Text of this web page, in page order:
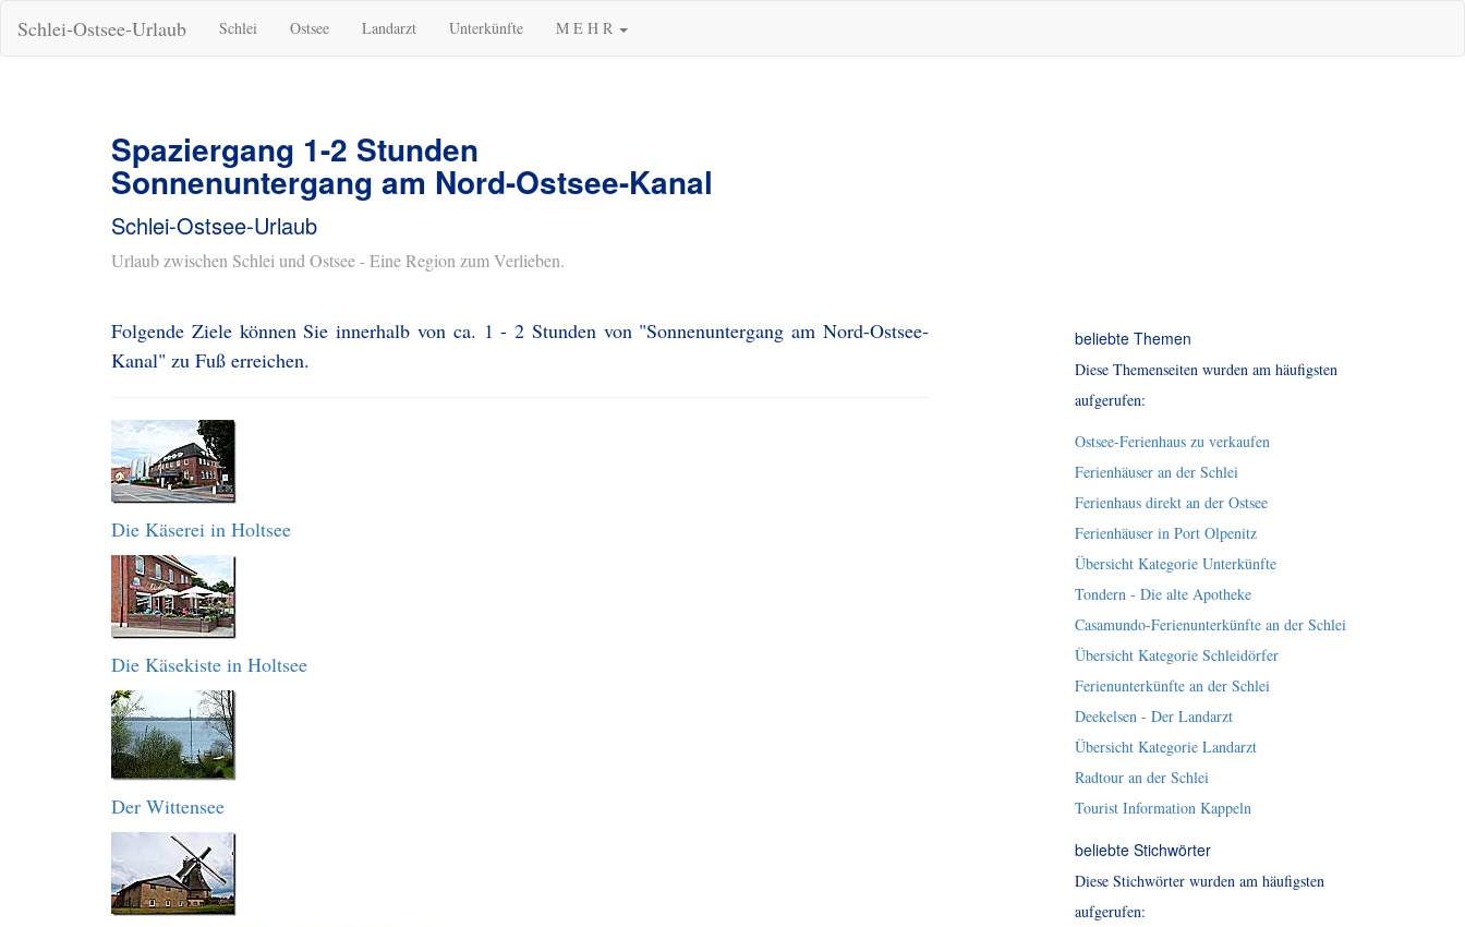
Schlei-Ostsee-Urlaub Schlei Ostsee Landarzt Unterkünfte M E H R
Spaziergang 1-2 Stunden
Sonnenuntergang am Nord-Ostsee-Kanal
Schlei-Ostsee-Urlaub
Urlaub zwischen Schlei und Ostsee - Eine Region zum Verlieben.
Folgende Ziele können Sie innerhalb von ca. 1 - 2 Stunden von "Sonnenuntergang am Nord-Ostsee-
Kanal" zu Fuß erreichen.
Die Käserei in Holtsee
Die Käsekiste in Holtsee
Der Wittensee
beliebte Themen
Diese Themenseiten wurden am häufigsten
aufgerufen:
Ostsee-Ferienhaus zu verkaufen
Ferienhäuser an der Schlei
Ferienhaus direkt an der Ostsee
Ferienhäuser in Port Olpenitz
Übersicht Kategorie Unterkünfte
Tondern - Die alte Apotheke
Casamundo-Ferienunterkünfte an der Schlei
Übersicht Kategorie Schleidörfer
Ferienunterkünfte an der Schlei
Deekelsen - Der Landarzt
Übersicht Kategorie Landarzt
Radtour an der Schlei
Tourist Information Kappeln
beliebte Stichwörter
Diese Stichwörter wurden am häufigsten
aufgerufen: